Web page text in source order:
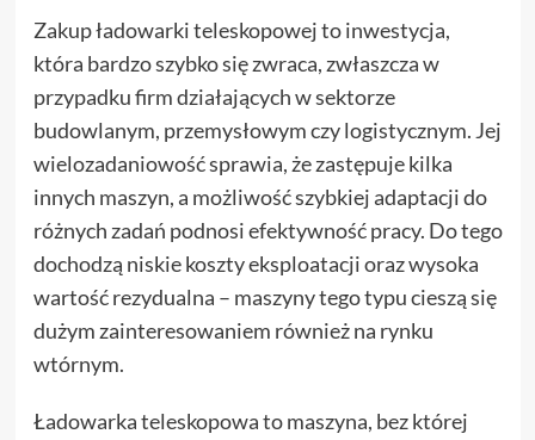
Zakup ładowarki teleskopowej to inwestycja,
która bardzo szybko się zwraca, zwłaszcza w
przypadku firm działających w sektorze
budowlanym, przemysłowym czy logistycznym. Jej
wielozadaniowość sprawia, że zastępuje kilka
innych maszyn, a możliwość szybkiej adaptacji do
różnych zadań podnosi efektywność pracy. Do tego
dochodzą niskie koszty eksploatacji oraz wysoka
wartość rezydualna – maszyny tego typu cieszą się
dużym zainteresowaniem również na rynku
wtórnym.
Ładowarka teleskopowa to maszyna, bez której